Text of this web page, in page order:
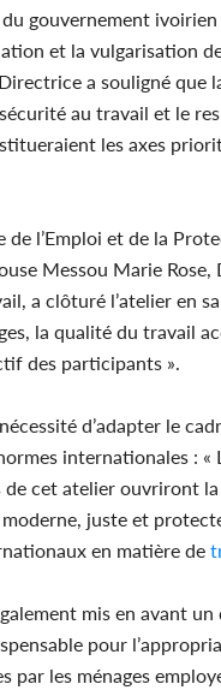
du gouvernement ivoirien
et la vulgarisation
a souligné que
sécurité au travail et le
les axes
l’Emploi et de la
Messou Marie
a clôturé l’atelier en
la qualité du travail
des participants ».
d’adapter le
internationales : «
de cet atelier ouvriront
juste et
en matière de
mis en avant un
pour
par les ménages